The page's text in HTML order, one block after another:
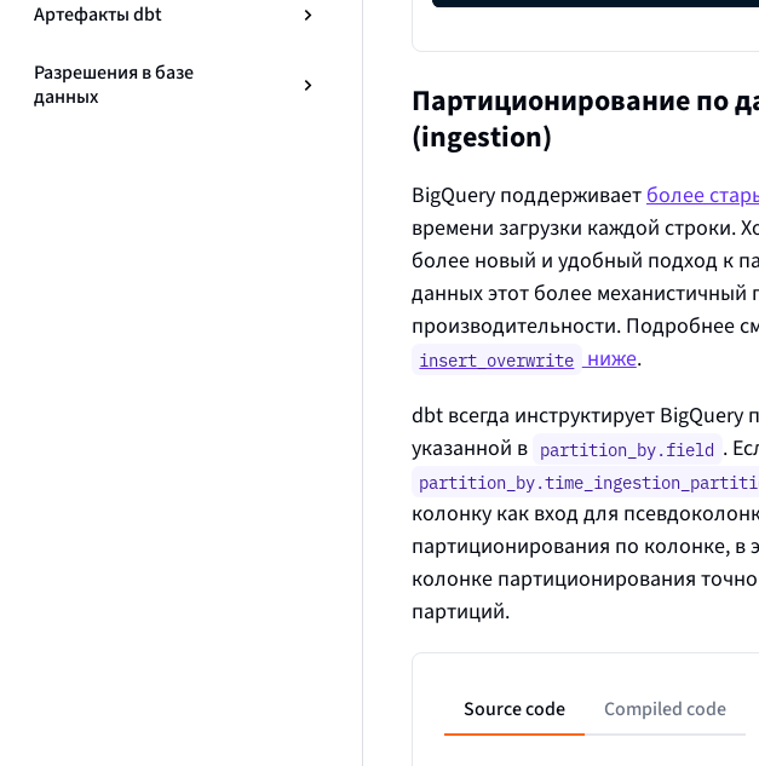
Артефакты dbt
Разрешения в базе
данных
Партиционирование по
(ingestion)
BigQuery поддерживает более
времени загрузки каждой строки.
более новый и удобный подход к
данных этот более
производительности. Подробнее
insert_overwrite ниже.
dbt всегда инструктирует
указанной в partition_by.field .
колонку как вход для
партиционирования по колонке, в
колонке партиционирования
партиций.
Source code Compiled code